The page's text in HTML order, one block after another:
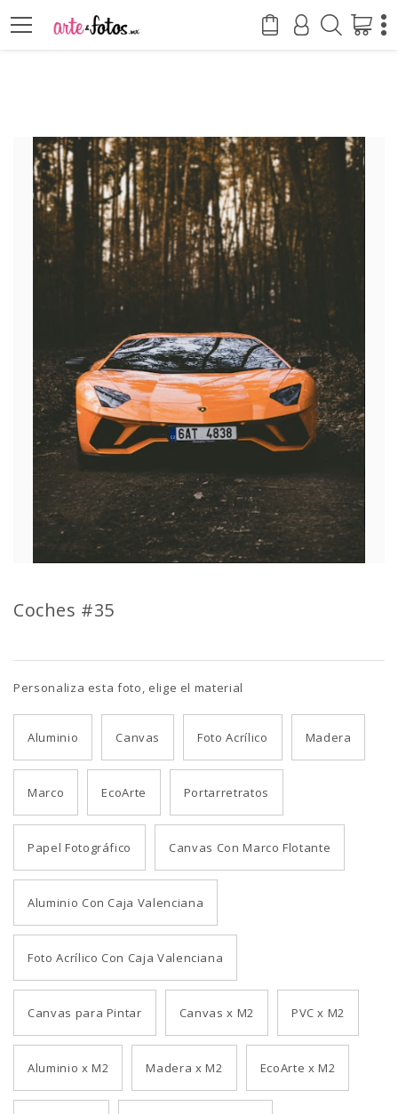
Coches #35
Personaliza esta foto, elige el material
Aluminio Canvas Foto Acrílico Madera
Marco EcoArte Portarretratos
Papel Fotográfico Canvas Con Marco Flotante
Aluminio Con Caja Valenciana
Foto Acrílico Con Caja Valenciana
Canvas para Pintar Canvas x M2 PVC x M2
Aluminio x M2 Madera x M2 EcoArte x M2